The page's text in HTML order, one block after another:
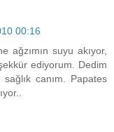
00:16
ağzımın suyu akıyor,
ediyorum. Dedim
canım. Papates